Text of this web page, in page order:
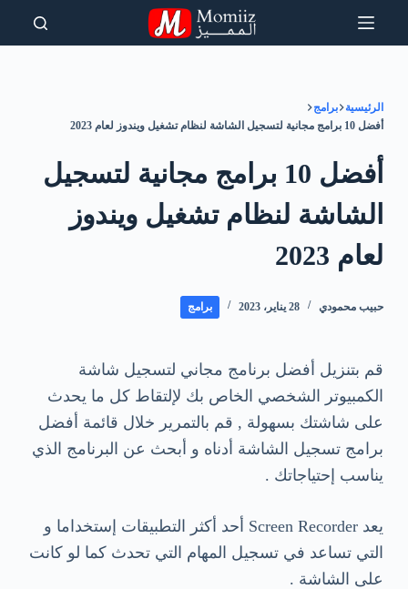
التجاوز
الرئيسية
برامج
أفضل 10 برامج مجانية لتسجيل الشاشة لنظام تشغيل ويندوز لعام 2023
أفضل 10 برامج مجانية لتسجيل
الشاشة لنظام تشغيل ويندوز
لعام 2023
حبيب محمودي 28 يناير، 2023 برامج
قم بتنزيل أفضل برنامج مجاني لتسجيل شاشة
الكمبيوتر الشخصي الخاص بك لإلتقاط كل ما يحدث
على شاشتك بسهولة , قم بالتمرير خلال قائمة أفضل
برامج تسجيل الشاشة أدناه و أبحث عن البرنامج الذي
يناسب إحتياجاتك .
يعد Screen Recorder أحد أكثر التطبيقات إستخداما و
التي تساعد في تسجيل المهام التي تحدث كما لو كانت
على الشاشة .